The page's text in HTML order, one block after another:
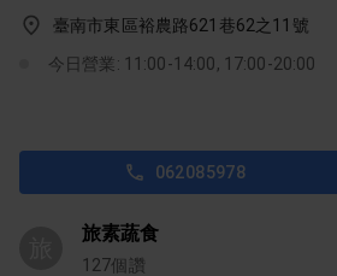
臺南市東區裕農路621巷62之11號
今日營業: 11:00-14:00, 17:00-20:00
062085978
旅素蔬食
127個讚